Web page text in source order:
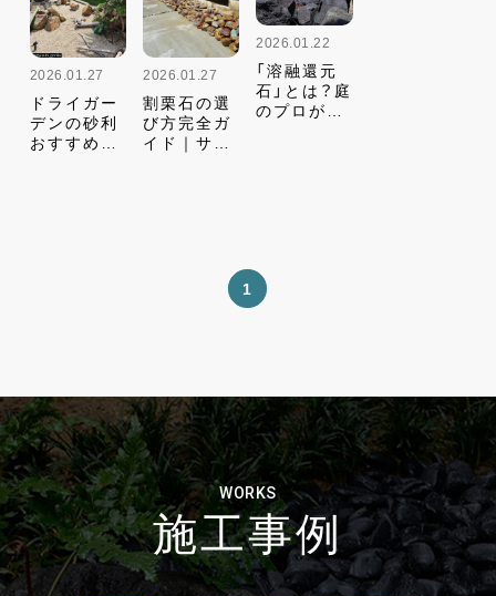
2026.01.27
ドライガー
デンの砂利
おすすめ9
2026.01.27
割栗石の選
び方完全ガ
イド｜サイ
2026.01.22
「溶融還元
石」とは？庭
のプロが徹
1
WORKS
施工事例